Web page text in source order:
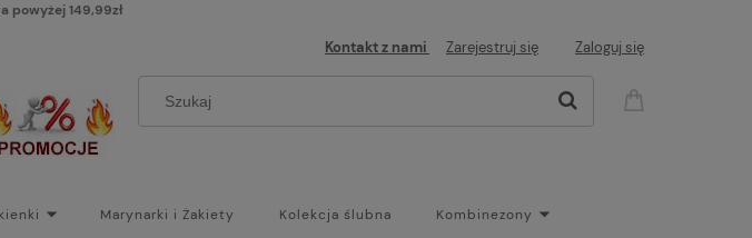
powyżej 149,99zł
Kontakt z nami Zarejestruj się Zaloguj się
Marynarki i Żakiety Kolekcja ślubna Kombinezony